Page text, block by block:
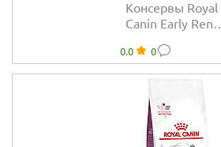
Консервы Royal
Canin Early Renal
ранней стадии
почечной
в соусе
0.0 0